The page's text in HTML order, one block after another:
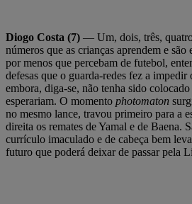
Diogo Costa (7) — Um, dois, três,
números que as crianças aprendem e são
por menos que percebam de futebol,
defesas que o guarda-redes fez a impedir
embora, diga-se, não tenha sido
esperariam. O momento photomaton
no mesmo lance, travou primeiro para a
direita os remates de Yamal e de Baena.
currículo imaculado e de cabeça bem
futuro que poderá deixar de passar pela